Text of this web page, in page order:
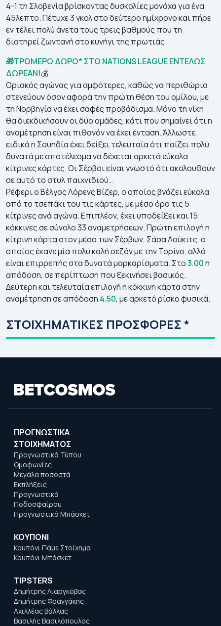
4-1 τη Σλοβενία βρίσκοντας δυσκολίες μονάχα για ένα
45λεπτο. Πέτυχε 3 γκολ στο δεύτερο ημίχρονο και πήρε
εν τέλει πολύ άνετα τους τρεις βαθμούς που τη
διατηρεί ζωντανή στο κυνήγι της πρωτιάς.
🎁ΤΡΟΜΕΡΟ ΔΩΡΟ* ΣΤΟ NATIONS LEAGUE ENTEΛΩΣ
ΔΩΡΕΑΝ!💰
Οριακός αγώνας για αμφότερες, καθώς να περιθώρια
στενεύουν όσον αφορά την πρώτη θέση του ομίλου, με
τη Νορβηγία να έχει σαφές προβάδισμα. Μόνο τη νίκη
θα διεκδικήσουν οι δύο ομάδες, κάτι που σημαίνει ότι η
αναμέτρηση είναι πιθανόν να έχει ένταση. Άλλωστε,
ειδικά η Σουηδία έχει δείξει τελευταία ότι παίζει πολύ
δυνατά με αποτέλεσμα να δέχεται αρκετά εύκολα
κίτρινες κάρτες. Οι Σέρβοι είναι γνωστό ότι ακολουθούν
σε αυτό το στυλ παιχνιδιού…
Ρέφερι ο Βέλγος Λόρενς Βίζερ, ο οποίος βγάζει εύκολα
από το τσεπάκι του τις κάρτες, με μέσο όρο τις 5
κίτρινες ανά αγώνα. Επιπλέον, έχει υποδείξει και 15
κόκκινες σε σύνολο 33 αναμετρήσεων. Πρώτη επιλογή η
κίτρινη κάρτα στον μέσο των Σέρβων, Σάσα Λούκιτς, ο
οποίος έκανε μία πολύ καλή σεζόν με την Τορίνο, αλλά
είναι επιρρεπής στα δυνατά μαρκαρίσματα. Στο3.00η
απόδοση, σε περίπτωση που ξεκινήσει βασικός.
Δεύτερη και τελευταία επιλογή η κόκκινη κάρτα στην
αναμέτρηση σε απόδοση 4.50, με αρκετό ρίσκο φυσικά.
ΣΤΟΙΧΗΜΑΤΙΚΕΣ ΠΡΟΣΦΟΡΕΣ *
ΠΡΟΓΝΩΣΤΙΚΑ
ΣΤΟΙΧΗΜΑΤΟΣ
Προγνωστικά Τύπου
Ομοφωνίες
Μεγάλα ποσοστά
Εκπλήξεις
Προγνωστικά
Ποδοσφαίρου
Προγνωστικά Μπάσκετ
ΚΟΥΠΟΝΙ
Κουπόνι Πάμε Στοίχημα
Κουπόνι Μπάσκετ
TIPSTERS
Δημήτρης Λιαργκόβας
Δημήτρης Φραγγάκης
Αχιλλέας Βάλλας
Βασιλής Βασιλόπουλος